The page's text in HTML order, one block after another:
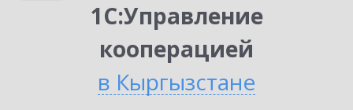
1С:Управление
кооперацией
в Кыргызстане